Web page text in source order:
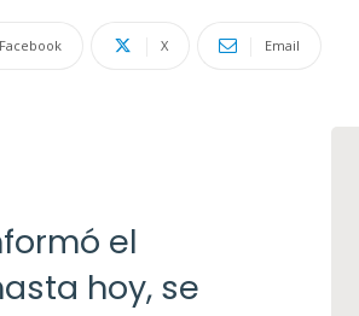
Facebook X Email
el
hoy, se